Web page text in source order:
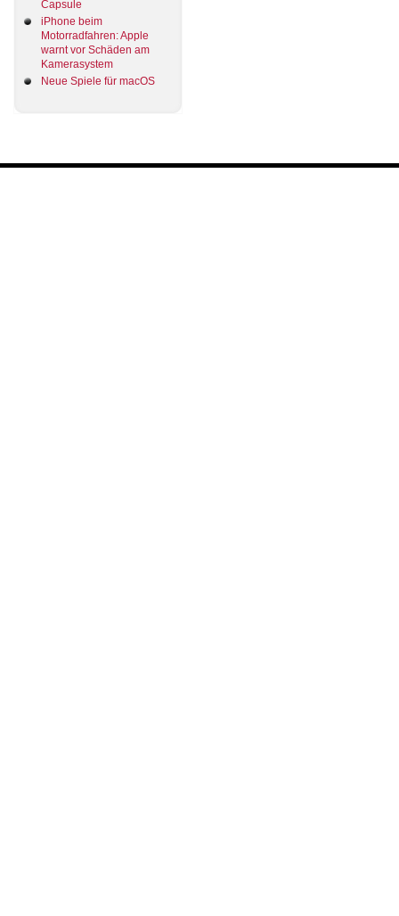
Capsule
iPhone beim
Motorradfahren: Apple
warnt vor Schäden am
Kamerasystem
Neue Spiele für macOS